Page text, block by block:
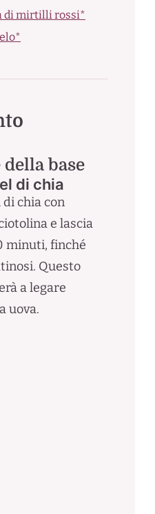
di mirtilli rossi*
base
di chia
di chia con
e lascia
minuti, finché
Questo
a legare
uova.